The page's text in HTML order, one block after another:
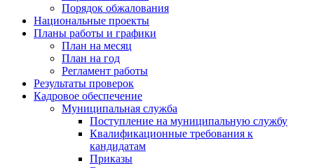
Порядок обжалования
Национальные проекты
Планы работы и графики
План на месяц
План на год
Регламент работы
Результаты проверок
Кадровое обеспечение
Муниципальная служба
Поступление на муниципальную службу
Квалификационные требования к
кандидатам
Приказы